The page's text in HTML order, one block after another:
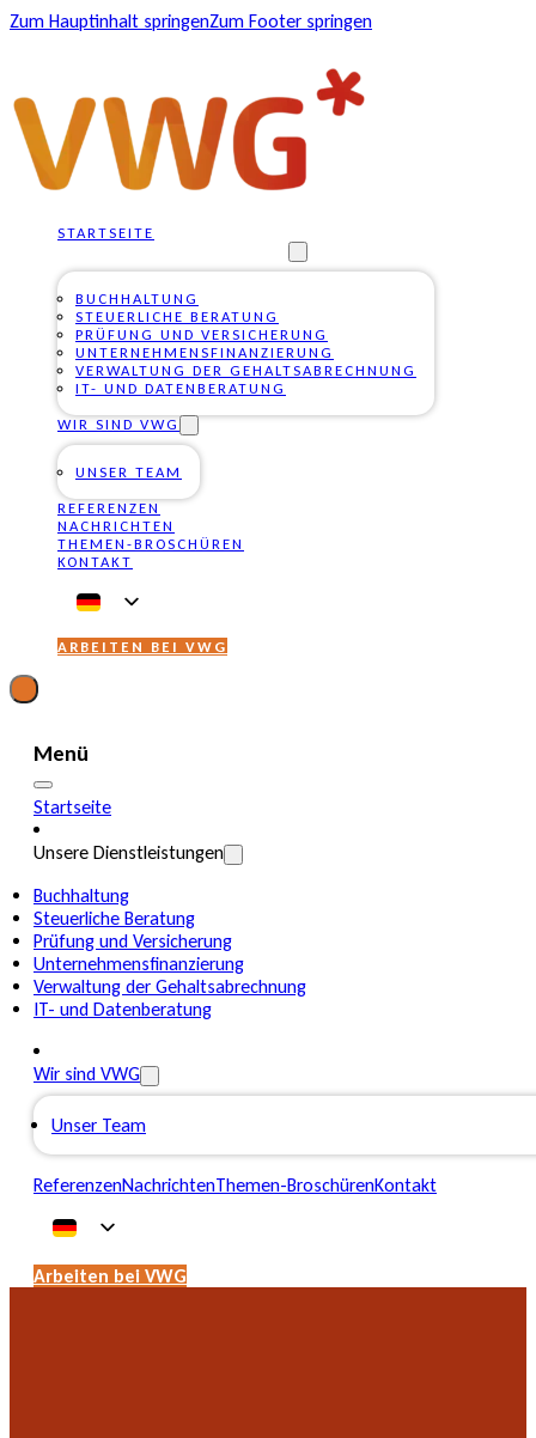
Zum Hauptinhalt springenZum Footer springen
STARTSEITE
BUCHHALTUNG
STEUERLICHE BERATUNG
PRÜFUNG UND VERSICHERUNG
UNTERNEHMENSFINANZIERUNG
VERWALTUNG DER GEHALTSABRECHNUNG
IT- UND DATENBERATUNG
WIR SIND VWG
UNSER TEAM
REFERENZEN
NACHRICHTEN
THEMEN-BROSCHÜREN
KONTAKT
ARBEITEN BEI VWG
Menü
Startseite
Unsere Dienstleistungen
Buchhaltung
Steuerliche Beratung
Prüfung und Versicherung
Unternehmensfinanzierung
Verwaltung der Gehaltsabrechnung
IT- und Datenberatung
Wir sind VWG
Unser Team
ReferenzenNachrichtenThemen-BroschürenKontakt
Arbeiten bei VWG